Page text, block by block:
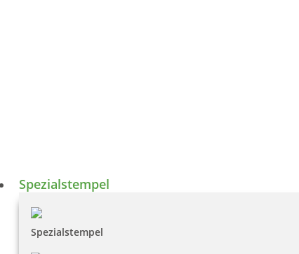
Spezialstempel
Spezialstempel